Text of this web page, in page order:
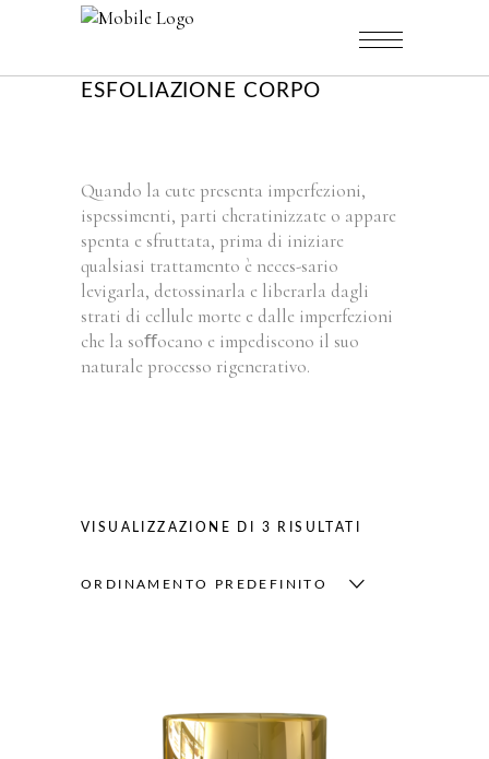
ESFOLIAZIONE CORPO
Quando la cute presenta imperfezioni,
ispessimenti, parti cheratinizzate o appare
spenta e sfruttata, prima di iniziare
qualsiasi trattamento è neces-sario
levigarla, detossinarla e liberarla dagli
strati di cellule morte e dalle imperfezioni
che la soﬀocano e impediscono il suo
naturale processo rigenerativo.
VISUALIZZAZIONE DI 3 RISULTATI
ORDINAMENTO PREDEFINITO